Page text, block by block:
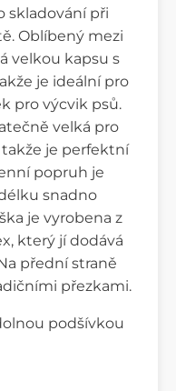
skladování při
Oblíbený mezi
velkou kapsu s
je ideální pro
pro výcvik psů.
velká pro
je perfektní
popruh je
snadno
je vyrobena z
který jí dodává
přední straně
přezkami.
podšívkou